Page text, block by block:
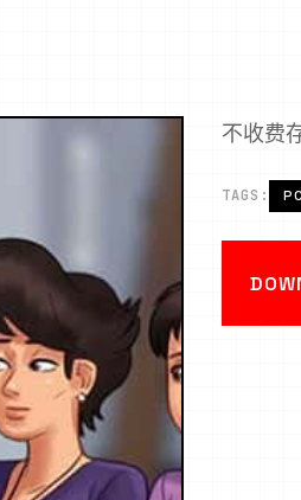
不收费
TAGS: PC